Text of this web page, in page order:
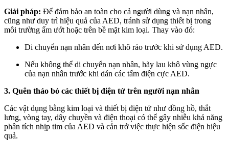
Giải pháp: Để đảm bảo an toàn cho cả người dùng và nạn nhân,
cũng như duy trì hiệu quả của AED, tránh sử dụng thiết bị trong
môi trường ẩm ướt hoặc trên bề mặt kim loại. Thay vào đó:
Di chuyển nạn nhân đến nơi khô ráo trước khi sử dụng AED.
Nếu không thể di chuyển nạn nhân, hãy lau khô vùng ngực
của nạn nhân trước khi dán các tấm điện cực AED.
3. Quên tháo bỏ các thiết bị điện tử trên người nạn nhân
Các vật dụng bằng kim loại và thiết bị điện tử như đồng hồ, thắt
lưng, vòng tay, dây chuyền và điện thoại có thể gây nhiễu khả năng
phân tích nhịp tim của AED và cản trở việc thực hiện sốc điện hiệu
quả.